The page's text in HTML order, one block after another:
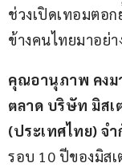
ช่วงเปิดเทอมตอ
ข้างคนไทยมาอย่า
คุณอานุภาพ คงม
ตลาด บริษัท มิสเ
(ประเทศไทย) จำ
รอบ 10 ปีของมิสเ